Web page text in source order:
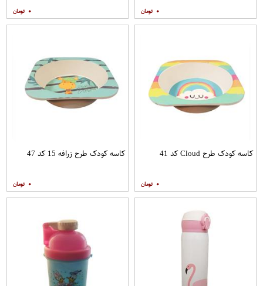
۰ ۰
کاسه کودک طرح Cloud کد 41
۰
کاسه کودک طرح زرافه 15 کد 47
۰